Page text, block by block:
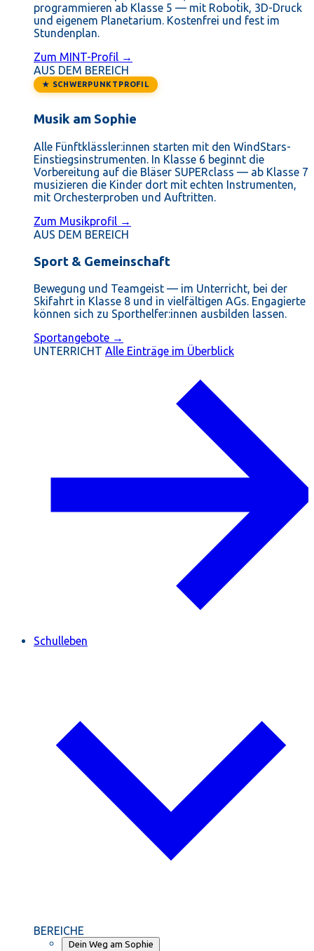
programmieren ab Klasse 5 — mit Robotik, 3D-Druck
und eigenem Planetarium. Kostenfrei und fest im
Stundenplan.
Zum MINT-Profil →
AUS DEM BEREICH
★ SCHWERPUNKTPROFIL
Musik am Sophie
Alle Fünftklässler:innen starten mit den WindStars-
Einstiegsinstrumenten. In Klasse 6 beginnt die
Vorbereitung auf die Bläser SUPERclass — ab Klasse 7
musizieren die Kinder dort mit echten Instrumenten,
mit Orchesterproben und Auftritten.
Zum Musikprofil →
AUS DEM BEREICH
Sport & Gemeinschaft
Bewegung und Teamgeist — im Unterricht, bei der
Skifahrt in Klasse 8 und in vielfältigen AGs. Engagierte
können sich zu Sporthelfer:innen ausbilden lassen.
Sportangebote →
UNTERRICHT Alle Einträge im Überblick
Schulleben
BEREICHE
Dein Weg am Sophie